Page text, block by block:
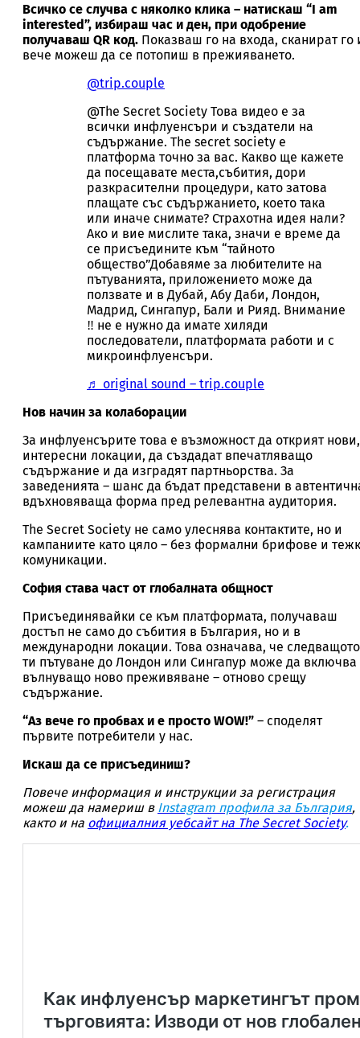
Всичко се случва с няколко клика – натискаш “I am
interested”, избираш час и ден, при одобрение
получаваш QR код. Показваш го на входа, сканират го
вече можеш да се потопиш в прежияването.
@trip.couple
@The Secret Society Това видео е за
всички инфлуенсъри и създатели на
съдържание. The secret society е
платформа точно за вас. Какво ще кажете
да посещавате места,събития, дори
разкрасителни процедури, като затова
плащате със съдържанието, което така
или иначе снимате? Страхотна идея нали?
Ако и вие мислите така, значи е време да
се присъедините към “тайното
общество”Добавяме за любителите на
пътуванията, приложението може да
ползвате и в Дубай, Абу Даби, Лондон,
Мадрид, Сингапур, Бали и Рияд. Внимание
‼️ не е нужно да имате хиляди
последователи, платформата работи и с
микроинфлуенсъри.
♬ original sound – trip.couple
Нов начин за колаборации
За инфлуенсърите това е възможност да открият нови,
интересни локации, да създадат впечатляващо
съдържание и да изградят партньорства. За
заведенията – шанс да бъдат представени в
вдъхновяваща форма пред релевантна аудитория.
The Secret Society не само улеснява контактите, но и
кампаниите като цяло – без формални брифове и
комуникации.
София става част от глобалната общност
Присъединявайки се към платформата, получаваш
достъп не само до събития в България, но и в
международни локации. Това означава, че следващото
ти пътуване до Лондон или Сингапур може да включва
вълнуващо ново преживяване – отново срещу
съдържание.
“Аз вече го пробвах и е просто WOW!” – споделят
първите потребители у нас.
Искаш да се присъединиш?
Повече информация и инструкции за регистрация
можеш да намериш в Instagram профила за България,
както и на официалния уебсайт на The Secret Society.